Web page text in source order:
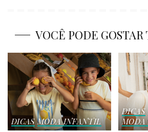
VOCÊ PODE
DICAS MODA INFANTIL
DICAS
MODA